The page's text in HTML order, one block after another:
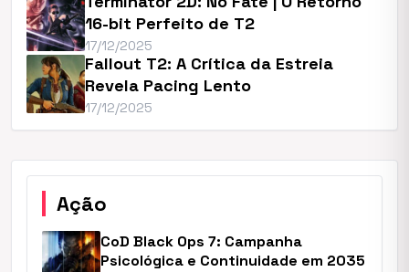
16-bit Perfeito de T2
17/12/2025
Fallout T2: A Crítica da Estreia
Revela Pacing Lento
17/12/2025
Ação
CoD Black Ops 7: Campanha
Psicológica e Continuidade em 2035